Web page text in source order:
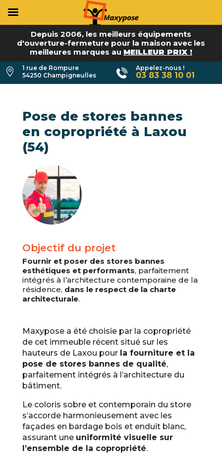
Depuis 2006, les meilleurs équipements
d'ouverture-fermeture pour la maison avec les
meilleures marques au MEILLEUR PRIX !

1 rue de Rompure
54250 Champigneulles
Appelez-nous !
03 83 38 10 01
Pose de stores bannes
en copropriété à Laxou
(54)
Objectif du projet
Fournir et poser des stores bannes
esthétiques et performants, parfaitement
intégrés à l’architecture contemporaine de la
résidence, dans le respect de la charte
architecturale.
Maxypose a été choisie par la copropriété
de cet immeuble récent situé sur les
hauteurs de Laxou pour la fourniture et la
pose de stores bannes de qualité,
parfaitement intégrés à l’architecture du
bâtiment.
Le coloris sobre et contemporain du store
s’accorde harmonieusement avec les
façades en bardage bois et enduit blanc,
assurant une uniformité visuelle sur
l’ensemble de la copropriété.